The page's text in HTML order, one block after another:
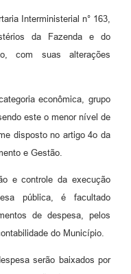
Interministerial n° 163,
da Fazenda e do
com suas alterações
econômica, grupo
este o menor nível de
disposto no artigo 4o da
e Gestão.
e controle da execução
pública, é facultado
de despesa, pelos
do Município.
serão baixados por